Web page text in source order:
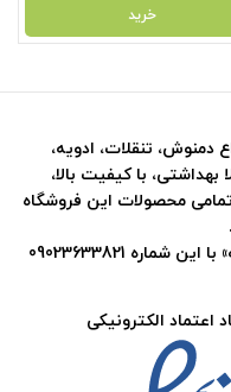
خرید
اعتماد الکترونیکی
دمنوش، تنقلات، ادویه،
با کیفیت بالا،
محصولات این فروشگاه
09023633821